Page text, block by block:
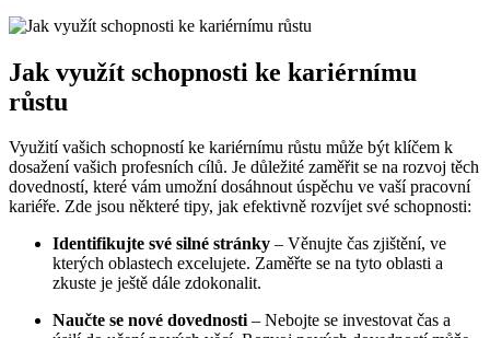
Jak využít schopnosti ke kariérnímu
růstu
Využití vašich schopností ke kariérnímu růstu může být klíčem k
dosažení vašich profesních cílů. Je důležité zaměřit se na rozvoj těch
dovedností, které vám umožní dosáhnout úspěchu ve vaší pracovní
kariéře. Zde jsou některé tipy, jak efektivně rozvíjet své schopnosti:
Identifikujte své silné stránky – Věnujte čas zjištění, ve
kterých oblastech excelujete. Zaměřte se na tyto oblasti a
zkuste je ještě dále zdokonalit.
Naučte se nové dovednosti– Nebojte se investovat čas a